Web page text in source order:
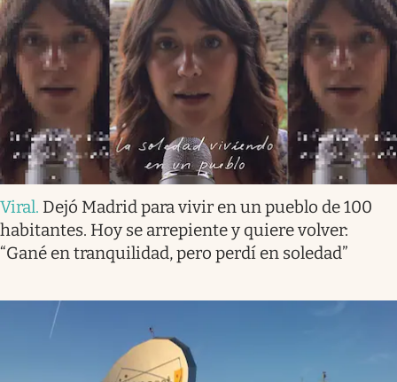
Viral. Dejó Madrid para vivir en un pueblo de 100
habitantes. Hoy se arrepiente y quiere volver:
“Gané en tranquilidad, pero perdí en soledad”